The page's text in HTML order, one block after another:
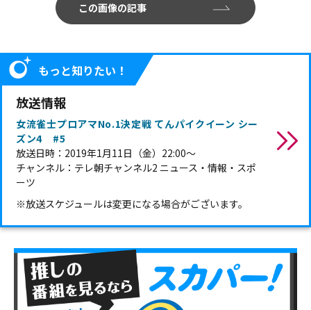
この画像の記事
もっと知りたい！
放送情報
女流雀士プロアマNo.1決定戦 てんパイクイーン シー
ズン4 #5
放送日時：2019年1月11日（金）22:00～
チャンネル：テレ朝チャンネル2 ニュース・情報・スポ
ーツ
※放送スケジュールは変更になる場合がございます。